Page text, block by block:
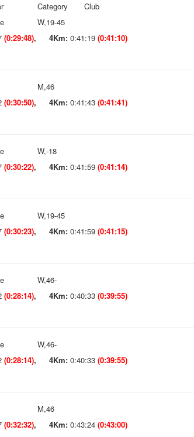
Category Club
W,19-45
(0:29:48), 4Km: 0:41:19 (0:41:10)
M,46
(0:30:50), 4Km: 0:41:43 (0:41:41)
W,-18
(0:30:22), 4Km: 0:41:59 (0:41:14)
W,19-45
(0:30:23), 4Km: 0:41:59 (0:41:15)
W,46-
(0:28:14), 4Km: 0:40:33 (0:39:55)
W,46-
(0:28:14), 4Km: 0:40:33 (0:39:55)
M,46
(0:32:32), 4Km: 0:43:24 (0:43:00)